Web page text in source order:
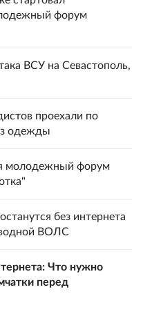
форум
ВСУ на Севастополь,
проехали по
одежды
молодежный форум
без интернета
ВОЛС
Что нужно
перед